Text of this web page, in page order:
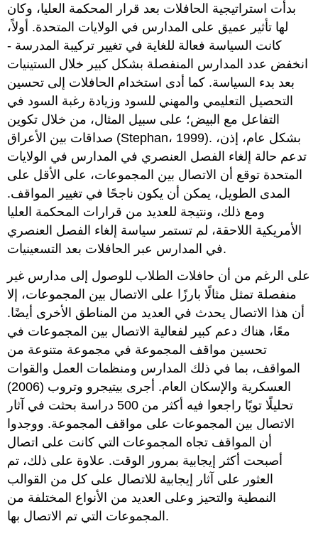
بدأت استراتيجية الحافلات بعد قرار المحكمة العليا، وكان
لها تأثير عميق على المدارس في الولايات المتحدة. أولاً،
كانت السياسة فعالة للغاية في تغيير تركيبة المدرسة -
انخفض عدد المدارس المنفصلة بشكل كبير خلال الستينيات
بعد بدء السياسة. كما أدى استخدام الحافلات إلى تحسين
التحصيل التعليمي والمهني للسود وزيادة رغبة السود في
التفاعل مع البيض؛ على سبيل المثال، من خلال تكوين
صداقات بين الأعراق (Stephan، 1999). بشكل عام، إذن،
تدعم حالة إلغاء الفصل العنصري في المدارس في الولايات
المتحدة توقع أن الاتصال بين المجموعات، على الأقل على
المدى الطويل، يمكن أن يكون ناجحًا في تغيير المواقف.
ومع ذلك، ونتيجة للعديد من قرارات المحكمة العليا
الأمريكية اللاحقة، لم تستمر سياسة إلغاء الفصل العنصري
في المدارس عبر الحافلات بعد التسعينيات.
على الرغم من أن حافلات الطلاب للوصول إلى مدارس غير
منفصلة تمثل مثالًا بارزًا على الاتصال بين المجموعات، إلا
أن هذا الاتصال يحدث في العديد من المناطق الأخرى أيضًا.
معًا، هناك دعم كبير لفعالية الاتصال بين المجموعات في
تحسين مواقف المجموعة في مجموعة متنوعة من
المواقف، بما في ذلك المدارس ومنظمات العمل والقوات
العسكرية والإسكان العام. أجرى بيتيجرو وتروب (2006)
تحليلًا تويًا راجعوا فيه أكثر من 500 دراسة بحثت في آثار
الاتصال بين المجموعات على مواقف المجموعة. ووجدوا
أن المواقف تجاه المجموعات التي كانت على اتصال
أصبحت أكثر إيجابية بمرور الوقت. علاوة على ذلك، تم
العثور على آثار إيجابية للاتصال على كل من القوالب
النمطية والتحيز وعلى العديد من الأنواع المختلفة من
المجموعات التي تم الاتصال بها.